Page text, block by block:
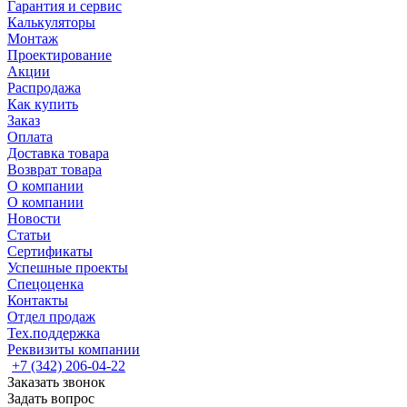
Гарантия и сервис
Калькуляторы
Монтаж
Проектирование
Акции
Распродажа
Как купить
Заказ
Оплата
Доставка товара
Возврат товара
О компании
О компании
Новости
Статьи
Сертификаты
Успешные проекты
Спецоценка
Контакты
Отдел продаж
Тех.поддержка
Реквизиты компании
+7 (342) 206-04-22
Заказать звонок
Задать вопрос